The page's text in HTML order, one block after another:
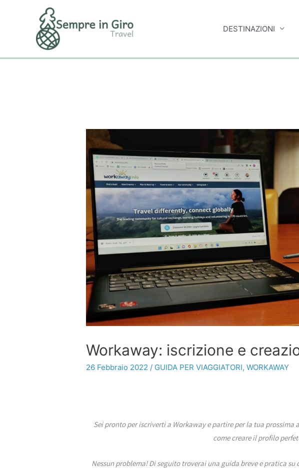
DESTINAZIONI
Workaway: iscrizione e
26 Febbraio 2022 / GUIDA PER VIAGGIATORI,WORKAWAY
Sei pronto per iscriverti a Workaway e partire per la tua
come creare il profilo
Nessun problema! Di seguito troverai una guida breve e pratica